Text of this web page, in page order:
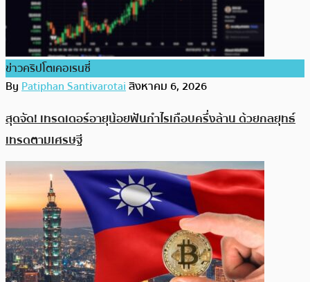
ข่าวคริปโตเคอเรนซี่
ByPatiphan Santivarotaiสิงหาคม 6, 2026
สุดจัด! เทรดเดอร์อายุน้อยฟันกำไรเกือบครึ่งล้าน ด้วยกลยุทธ์
เทรดตามเศรษฐี